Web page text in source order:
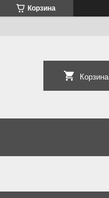
Корзина
Корзина